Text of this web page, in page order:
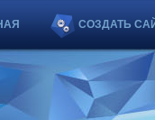
СОЗДАТЬ